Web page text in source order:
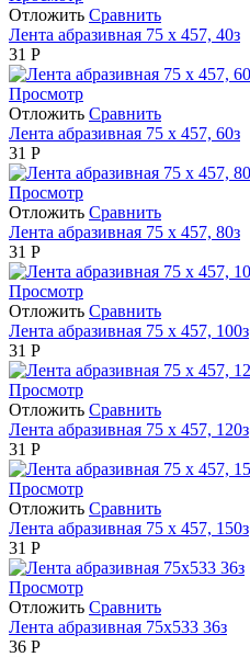
Отложить Сравнить
Лента абразивная 75 х 457, 40з
31 Р
Просмотр
Отложить Сравнить
Лента абразивная 75 х 457, 60з
31 Р
Просмотр
Отложить Сравнить
Лента абразивная 75 х 457, 80з
31 Р
Просмотр
Отложить Сравнить
Лента абразивная 75 х 457, 100з
31 Р
Просмотр
Отложить Сравнить
Лента абразивная 75 х 457, 120з
31 Р
Просмотр
Отложить Сравнить
Лента абразивная 75 х 457, 150з
31 Р
Просмотр
Отложить Сравнить
Лента абразивная 75х533 36з
36 Р